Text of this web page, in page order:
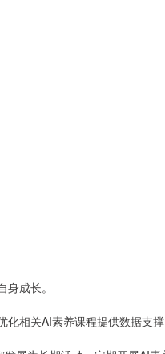
成长。
相关AI素养课程提供数据支撑